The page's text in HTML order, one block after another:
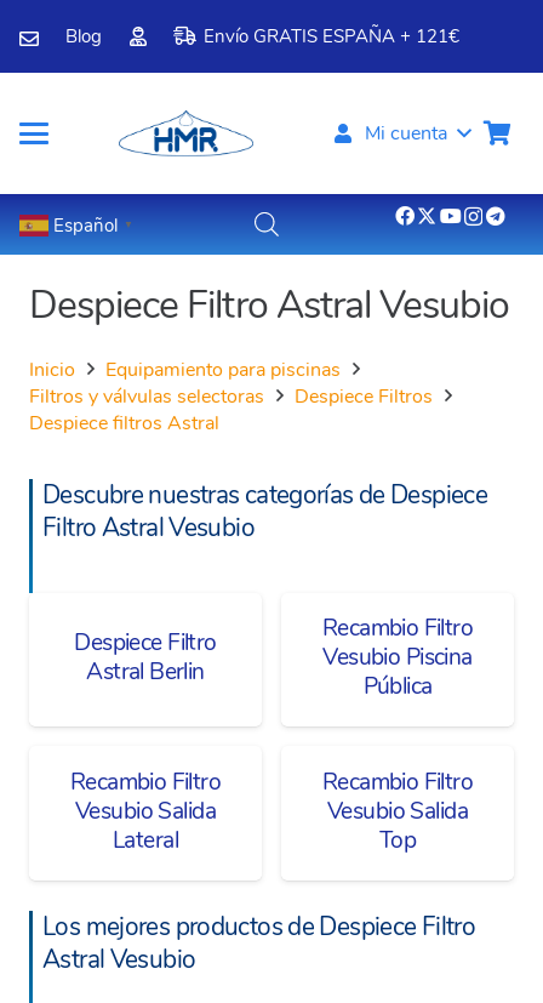
Blog Envío GRATIS ESPAÑA + 121€
Mi cuenta
Español ▼
Despiece Filtro Astral Vesubio
Inicio
Equipamiento para piscinas
Filtros y válvulas selectoras
Despiece Filtros
Despiece filtros Astral
Descubre nuestras categorías de Despiece
Filtro Astral Vesubio
Despiece Filtro
Astral Berlin
Recambio Filtro
Vesubio Piscina
Pública
Recambio Filtro
Vesubio Salida
Lateral
Recambio Filtro
Vesubio Salida
Top
Los mejores productos de Despiece Filtro
Astral Vesubio